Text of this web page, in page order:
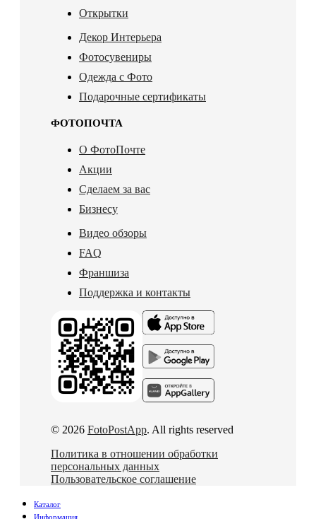
Открытки
Декор Интерьера
Фотосувениры
Одежда с Фото
Подарочные сертификаты
ФОТОПОЧТА
О ФотоПочте
Акции
Сделаем за вас
Бизнесу
Видео обзоры
FAQ
Франшиза
Поддержка и контакты
© 2026 FotoPostApp. All rights reserved
Политика в отношении обработки
персональных данных
Пользовательское соглашение
Каталог
Информация